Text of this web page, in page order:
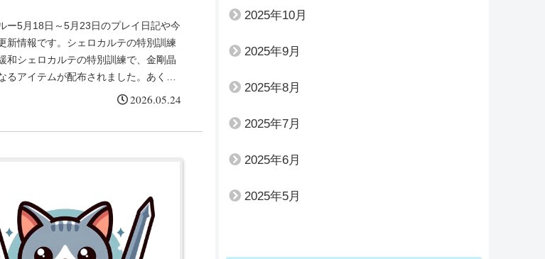
ー5月18日～5月23日のプレイ日記や今
新情報です。シェロカルテの特別訓練
和シェロカルテの特別訓練で、金剛晶
るアイテムが配布されました。あくま
アビ取得で金剛晶の代わりになる⁉だけ
2026.05.24
2025年10月
2025年9月
2025年8月
2025年7月
2025年6月
2025年5月